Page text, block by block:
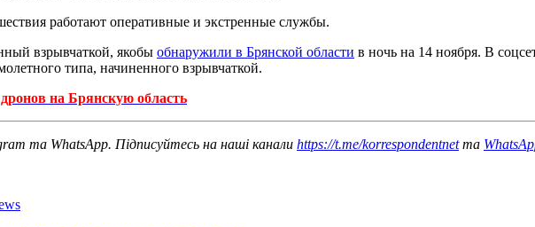
работают оперативные и экстренные службы.
взрывчаткой, якобы обнаружили в Брянской области в ночь на 14 ноября. В
типа, начиненного взрывчаткой.
на Брянскую область
та WhatsApp. Підписуйтесь на наші канали https://t.me/korrespondentnetта